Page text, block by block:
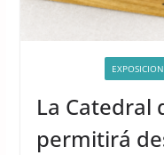
La Catedral
permitirá